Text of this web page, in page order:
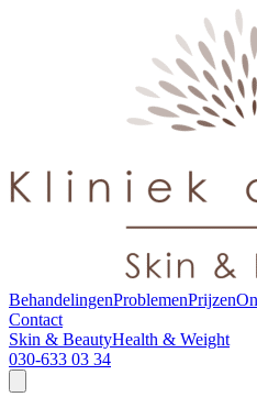
BehandelingenProblemenPrijzen
Contact
Skin & BeautyHealth & Weight
030-633 03 34